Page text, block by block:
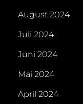
August 2024
Juli 2024
Juni 2024
Mai 2024
April 2024